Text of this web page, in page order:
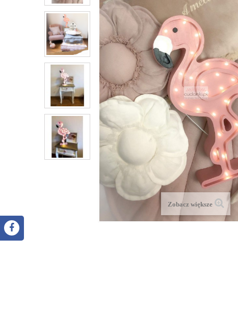
Zobacz większe